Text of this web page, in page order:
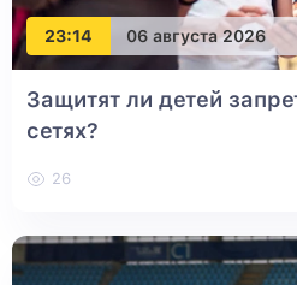
23:14 06 августа 2026
Защитят ли детей
сетях?
26